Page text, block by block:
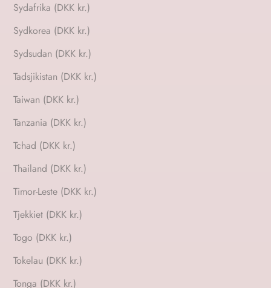
Sydafrika (DKK kr.)
Sydkorea (DKK kr.)
Sydsudan (DKK kr.)
Tadsjikistan (DKK kr.)
Taiwan (DKK kr.)
Tanzania (DKK kr.)
Tchad (DKK kr.)
Thailand (DKK kr.)
Timor-Leste (DKK kr.)
Tjekkiet (DKK kr.)
Togo (DKK kr.)
Tokelau (DKK kr.)
Tonga (DKK kr.)